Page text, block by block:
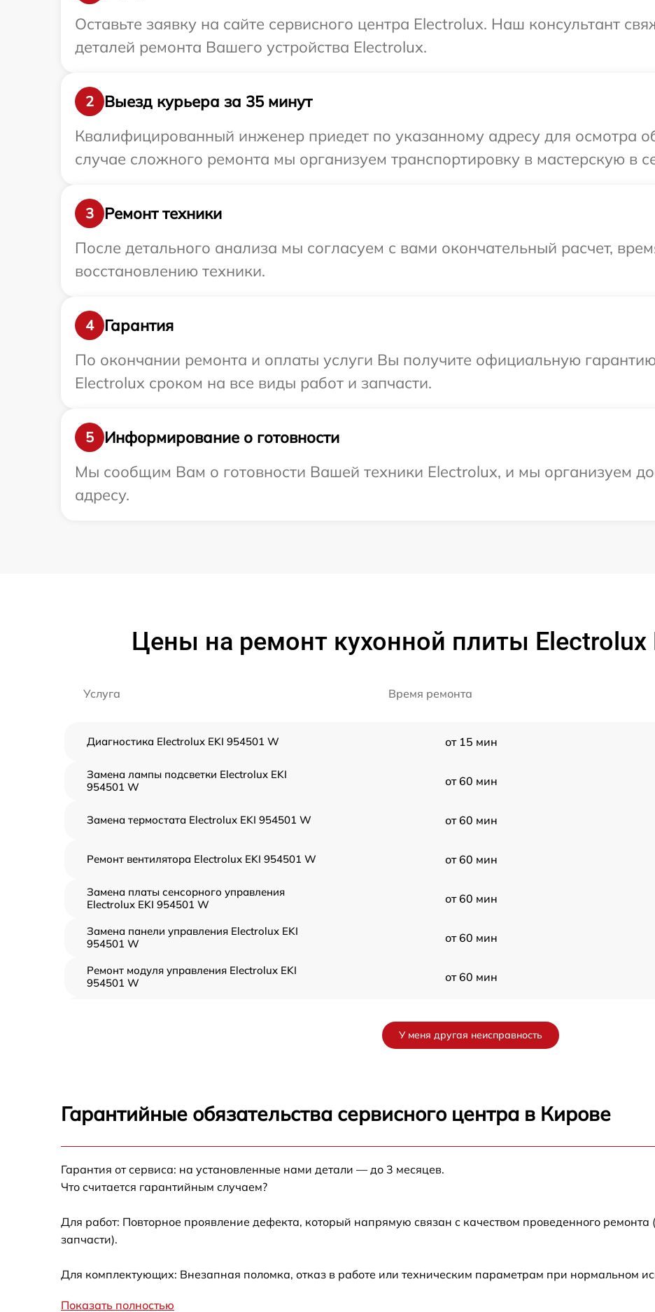
Оставьте заявку на сайте сервисного центра Electrolux. Наш консультант
деталей ремонта Вашего устройства Electrolux.
2
Выезд курьера за 35 минут
Квалифицированный инженер приедет по указанному адресу для осмотра
случае сложного ремонта мы организуем транспортировку в мастерскую в
3
Ремонт техники
После детального анализа мы согласуем с вами окончательный расчет,
восстановлению техники.
4
Гарантия
По окончании ремонта и оплаты услуги Вы получите официальную
Electrolux сроком на все виды работ и запчасти.
5
Информирование о готовности
Мы сообщим Вам о готовности Вашей техники Electrolux, и мы организуем
адресу.
Цены на ремонт кухонной плиты Electrolux
Услуга Время ремонта
Диагностика Electrolux EKI 954501 W от 15 мин
Замена лампы подсветки Electrolux EKI
954501 W
от 60 мин
Замена термостата Electrolux EKI 954501 W от 60 мин
Ремонт вентилятора Electrolux EKI 954501 W от 60 мин
Замена платы сенсорного управления
Electrolux EKI 954501 W
от 60 мин
Замена панели управления Electrolux EKI
954501 W
от 60 мин
Ремонт модуля управления Electrolux EKI
954501 W
от 60 мин
Ремонт конфорки с расширением Electrolux
EKI 954501 W
954501 W
Замена конфорки керамической плиты
Ремонт чугунной конфорки Electrolux EKI
У меня другая неисправность
Гарантийные обязательства сервисного центра в Кирове
Гарантия от сервиса: на установленные нами детали — до 3 месяцев.
Что считается гарантийным случаем?
Для работ: Повторное проявление дефекта, который напрямую связан с качеством проведенного
запчасти).
Для комплектующих: Внезапная поломка, отказ в работе или техническим параметрам при нормальном
Показать полностью